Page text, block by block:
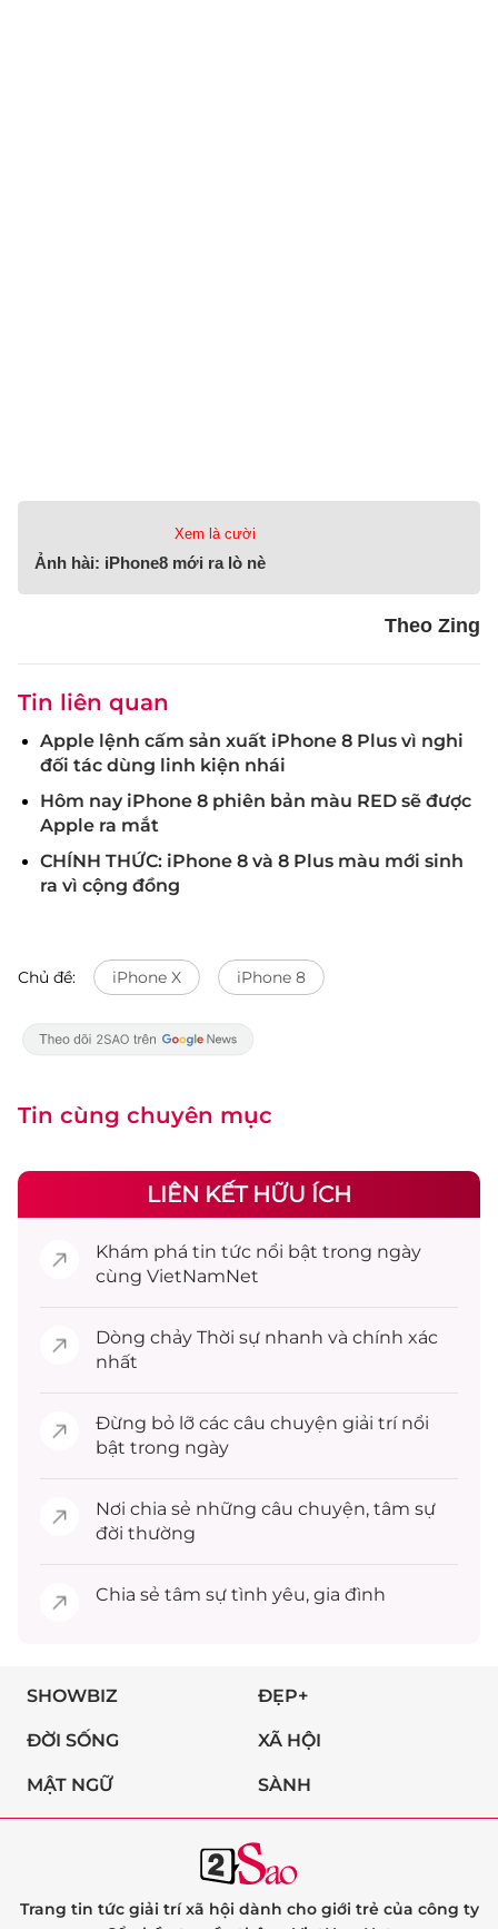
Xem là cười
Ảnh hài: iPhone8 mới ra lò nè
Theo Zing
Tin liên quan
Apple lệnh cấm sản xuất iPhone 8 Plus vì nghi
đối tác dùng linh kiện nhái
Hôm nay iPhone 8 phiên bản màu RED sẽ được
Apple ra mắt
CHÍNH THỨC: iPhone 8 và 8 Plus màu mới sinh
ra vì cộng đồng
Chủ đề: iPhone X iPhone 8
Tin cùng chuyên mục
LIÊN KẾT HỮU ÍCH
Khám phá tin tức nổi bật trong ngày
cùng VietNamNet
Dòng chảy Thời sự nhanh và chính xác
nhất
Đừng bỏ lỡ các câu chuyện giải trínổi
bật trong ngày
Nơi chia sẻ những câu chuyện, tâm sự
đời thường
Chia sẻ tâm sự tình yêu, gia đình
SHOWBIZ ĐẸP+
ĐỜI SỐNG XÃ HỘI
MẬT NGỮ SÀNH
Trang tin tức giải trí xã hội dành cho giới trẻ của công ty